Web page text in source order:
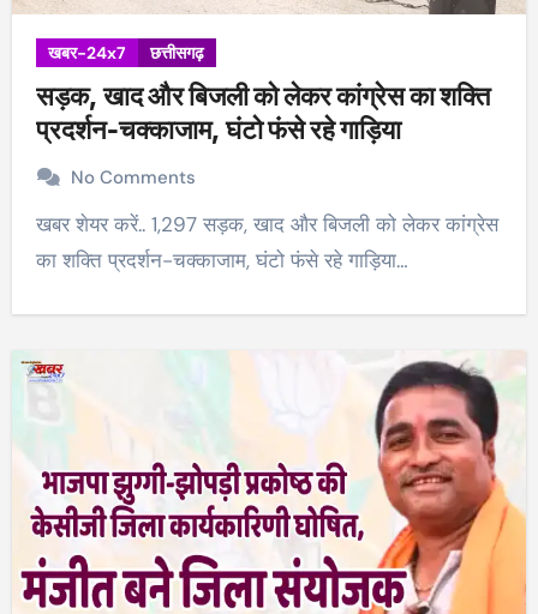
खबर-24x7 छत्तीसगढ़
सड़क, खाद और बिजली को लेकर कांग्रेस का शक्ति
प्रदर्शन-चक्काजाम, घंटो फंसे रहे गाड़िया
No Comments
खबर शेयर करें.. 1,297 सड़क, खाद और बिजली को लेकर कांग्रेस
का शक्ति प्रदर्शन-चक्काजाम, घंटो फंसे रहे गाड़िया…